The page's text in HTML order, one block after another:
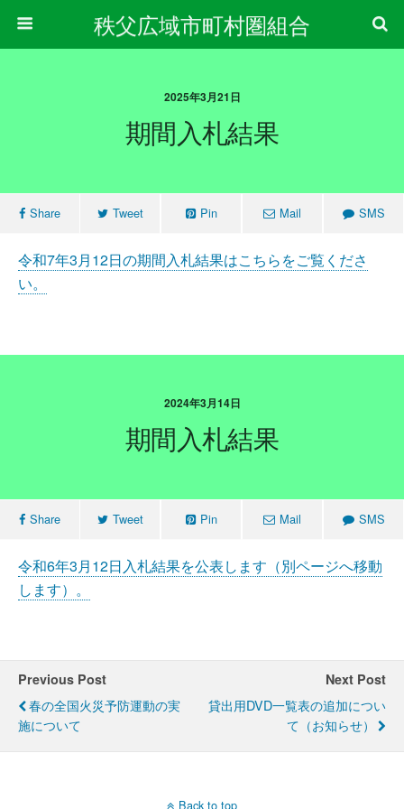
秩父広域市町村圏組合
2025年3月21日
期間入札結果
Share Tweet Pin Mail SMS
令和7年3月12日の期間入札結果はこちらをご覧くださ
い。
2024年3月14日
期間入札結果
Share Tweet Pin Mail SMS
令和6年3月12日入札結果を公表します（別ページへ移動
します）。
Previous Post
春の全国火災予防運動の実
施について
Next Post
貸出用DVD一覧表の追加につい
て（お知らせ）
Back to top